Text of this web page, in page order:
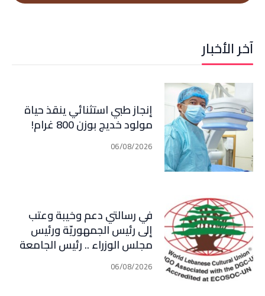
آخر الأخبار
إنجاز طبي استثنائي ينقذ حياة
مولود خديج بوزن 800 غرام!
06/08/2026
في رسالتي دعم وخيبة وعتب
إلى رئيس الجمهوريّة ورئيس
مجلس الوزراء .. رئيس الجامعة
اللبنانية الثقافيّة في العالم
(WLCU) يؤكد دعم الدّولة06/08/2026